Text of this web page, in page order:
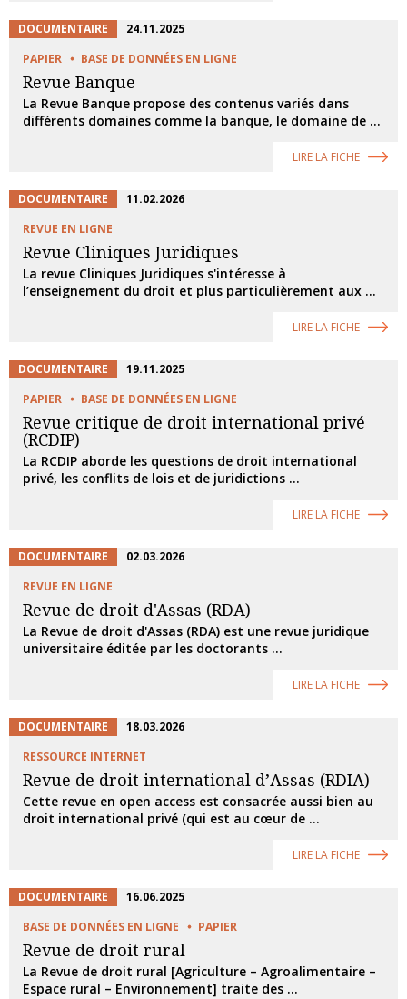
DOCUMENTAIRE
24.11.2025
PAPIER
BASE DE DONNÉES EN LIGNE
Revue Banque
La Revue Banque propose des contenus variés dans
différents domaines comme la banque, le domaine de ...
LIRE LA FICHE
DOCUMENTAIRE
11.02.2026
REVUE EN LIGNE
Revue Cliniques Juridiques
La revue Cliniques Juridiques s'intéresse à
l’enseignement du droit et plus particulièrement aux ...
LIRE LA FICHE
DOCUMENTAIRE
19.11.2025
PAPIER
BASE DE DONNÉES EN LIGNE
Revue critique de droit international privé
(RCDIP)
La RCDIP aborde les questions de droit international
privé, les conflits de lois et de juridictions ...
LIRE LA FICHE
DOCUMENTAIRE
02.03.2026
REVUE EN LIGNE
Revue de droit d'Assas (RDA)
La Revue de droit d'Assas (RDA) est une revue juridique
universitaire éditée par les doctorants ...
LIRE LA FICHE
DOCUMENTAIRE
18.03.2026
RESSOURCE INTERNET
Revue de droit international d’Assas (RDIA)
Cette revue en open access est consacrée aussi bien au
droit international privé (qui est au cœur de ...
LIRE LA FICHE
DOCUMENTAIRE
16.06.2025
BASE DE DONNÉES EN LIGNE
PAPIER
Revue de droit rural
La Revue de droit rural [Agriculture – Agroalimentaire –
Espace rural – Environnement] traite des ...